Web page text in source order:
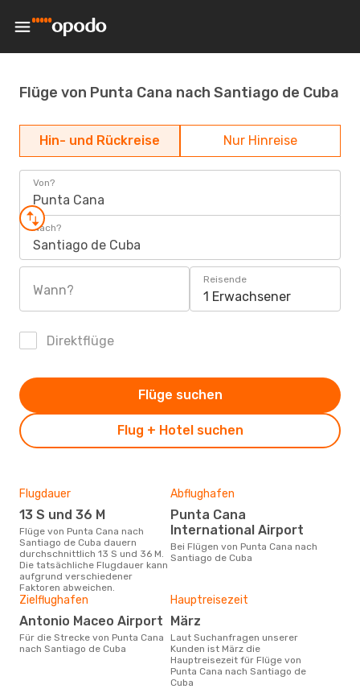
Flüge von Punta Cana nach Santiago de Cuba
Hin- und Rückreise Nur Hinreise
Von?
Punta Cana
Nach?
Santiago de Cuba
Wann?
Reisende
1 Erwachsener
Direktflüge
Flug + Hotel suchen
Flüge suchen
Flugdauer
13 S und 36 M
Flüge von Punta Cana nach
Santiago de Cuba dauern
durchschnittlich 13 S und 36 M.
Die tatsächliche Flugdauer kann
aufgrund verschiedener
Faktoren abweichen.
Abflughafen
Punta Cana
International Airport
Bei Flügen von Punta Cana nach
Santiago de Cuba
Zielflughafen
Antonio Maceo Airport
Für die Strecke von Punta Cana
nach Santiago de Cuba
Hauptreisezeit
März
Laut Suchanfragen unserer
Kunden ist März die
Hauptreisezeit für Flüge von
Punta Cana nach Santiago de
Cuba